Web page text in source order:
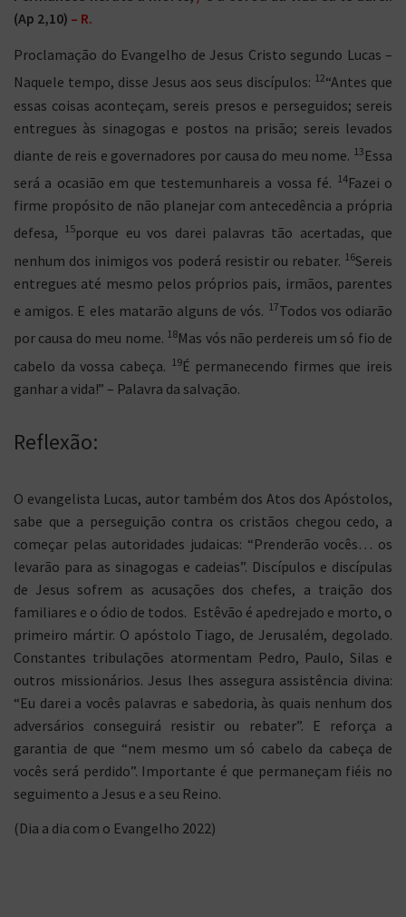
(Ap 2,10) – R.
Proclamação do Evangelho de Jesus Cristo segundo Lucas –
Naquele tempo, disse Jesus aos seus discípulos: 12“Antes que
essas coisas aconteçam, sereis presos e perseguidos; sereis
entregues às sinagogas e postos na prisão; sereis levados
diante de reis e governadores por causa do meu nome. 13 Essa
será a ocasião em que testemunhareis a vossa fé. 14Fazei o
firme propósito de não planejar com antecedência a própria
defesa, 15porque eu vos darei palavras tão acertadas, que
nenhum dos inimigos vos poderá resistir ou rebater. 16Sereis
entregues até mesmo pelos próprios pais, irmãos, parentes
e amigos. E eles matarão alguns de vós. 17Todos vos odiarão
por causa do meu nome. 18Mas vós não perdereis um só fio de
cabelo da vossa cabeça. 19É permanecendo firmes que ireis
ganhar a vida!” – Palavra da salvação.
Reflexão:
O evangelista Lucas, autor também dos Atos dos Apóstolos,
sabe que a perseguição contra os cristãos chegou cedo, a
começar pelas autoridades judaicas: “Prenderão vocês… os
levarão para as sinagogas e cadeias”. Discípulos e discípulas
de Jesus sofrem as acusações dos chefes, a traição dos
familiares e o ódio de todos. Estêvão é apedrejado e morto, o
primeiro mártir. O apóstolo Tiago, de Jerusalém, degolado.
Constantes tribulações atormentam Pedro, Paulo, Silas e
outros missionários. Jesus lhes assegura assistência divina:
“Eu darei a vocês palavras e sabedoria, às quais nenhum dos
adversários conseguirá resistir ou rebater”. E reforça a
garantia de que “nem mesmo um só cabelo da cabeça de
vocês será perdido”. Importante é que permaneçam fiéis no
seguimento a Jesus e a seu Reino.
(Dia a dia com o Evangelho 2022)